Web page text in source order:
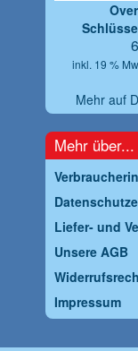
inkl. 19 %
Mehr auf
Mehr über...
Liefer- und
Unsere AGB
Impressum